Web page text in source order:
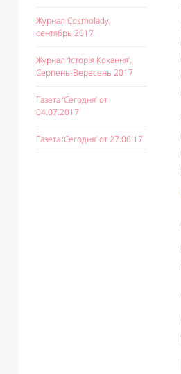
Журнал Cosmolady,
сентябрь 2017
Журнал ‘Історія Кохання’,
Серпень-Вересень 2017
Газета ‘Сегодня’ от
04.07.2017
Газета ‘Сегодня’ от 27.06.17